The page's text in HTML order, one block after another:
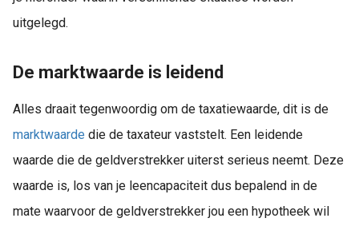
uitgelegd.
De marktwaarde is leidend
Alles draait tegenwoordig om de taxatiewaarde, dit is de
marktwaarde die de taxateur vaststelt. Een leidende
waarde die de geldverstrekker uiterst serieus neemt. Deze
waarde is, los van je leencapaciteit dus bepalend in de
mate waarvoor de geldverstrekker jou een hypotheek wil